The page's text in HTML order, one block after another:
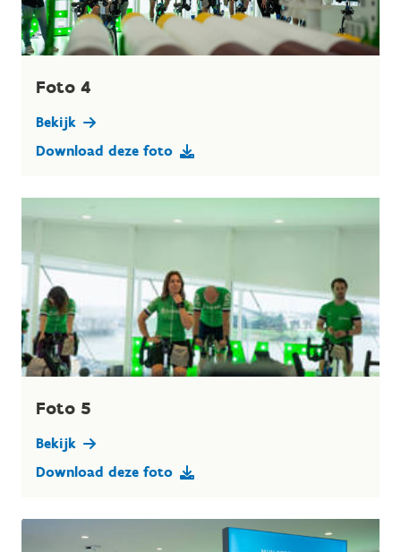
Foto 4
Bekijk
Download deze foto
Foto 5
Bekijk
Download deze foto